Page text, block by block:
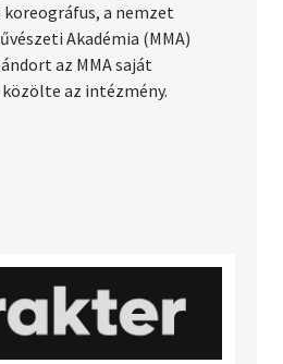
a nemzet
Akadémia (MMA)
az MMA saját
az intézmény.